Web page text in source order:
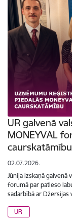
UR galvenā
MONEYVAL
caurskatāmību
02.07.2026.
Jūnija izskaņā galvenā
forumā par patieso
sadarbībā ar
UR